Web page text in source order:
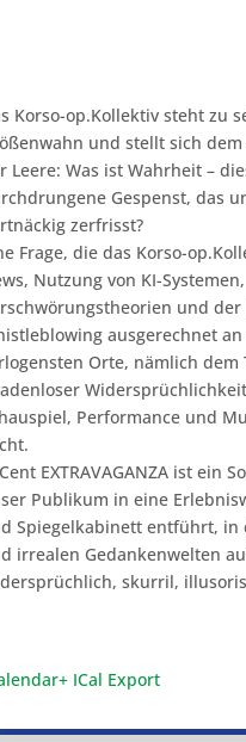
Korso-op.Kollektiv steht zu
und stellt sich
Leere: Was ist Wahrheit –
Gespenst, das
zerfrisst?
Frage, die das Korso-
Nutzung von KI-Systemen,
und der
ausgerechnet
Orte, nämlich
Performance und
EXTRAVAGANZA ist ein
Publikum in eine
Spiegelkabinett entführt, in
irrealen Gedankenwelten
skurril,
+ ICal Export